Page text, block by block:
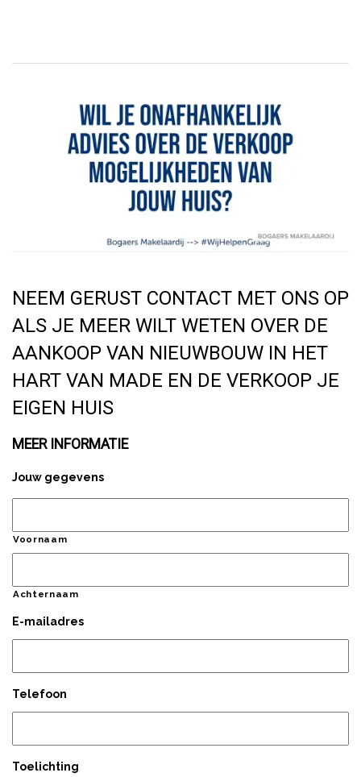
NEEM GERUST CONTACT MET ONS OP
ALS JE MEER WILT WETEN OVER DE
AANKOOP VAN NIEUWBOUW IN HET
HART VAN MADE EN DE VERKOOP JE
EIGEN HUIS
MEER INFORMATIE
Jouw gegevens
Voornaam
Achternaam
E-mailadres
Telefoon
Toelichting